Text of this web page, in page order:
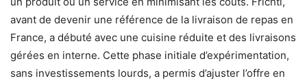
avant de devenir une référence de la livraison de repas en
France, a débuté avec une cuisine réduite et des livraisons
gérées en interne. Cette phase initiale d’expérimentation,
sans investissements lourds, a permis d’ajuster l’offre en